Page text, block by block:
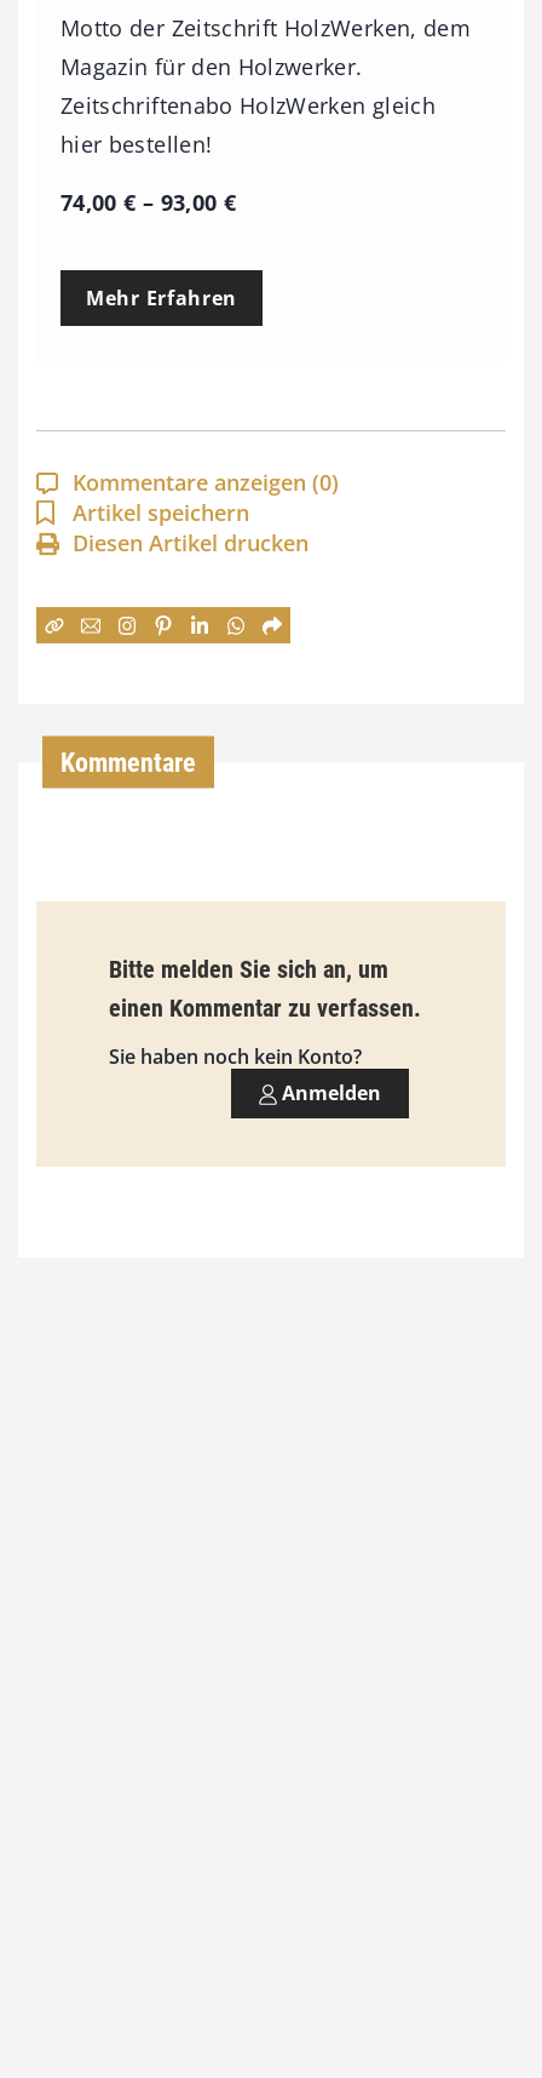
Motto der Zeitschrift HolzWerken, dem
Magazin für den Holzwerker.
Zeitschriftenabo HolzWerken gleich
hier bestellen!
74,00€ – 93,00 €P
e
p
a
n
n
:
€
i
s
9
0
Mehr Erfahren
Kommentare anzeigen (0)
Artikel speichern
Diesen Artikel drucken
Kommentare
Bitte melden Sie sich an, um
einen Kommentar zu verfassen.
Sie haben noch kein Konto?
Anmelden